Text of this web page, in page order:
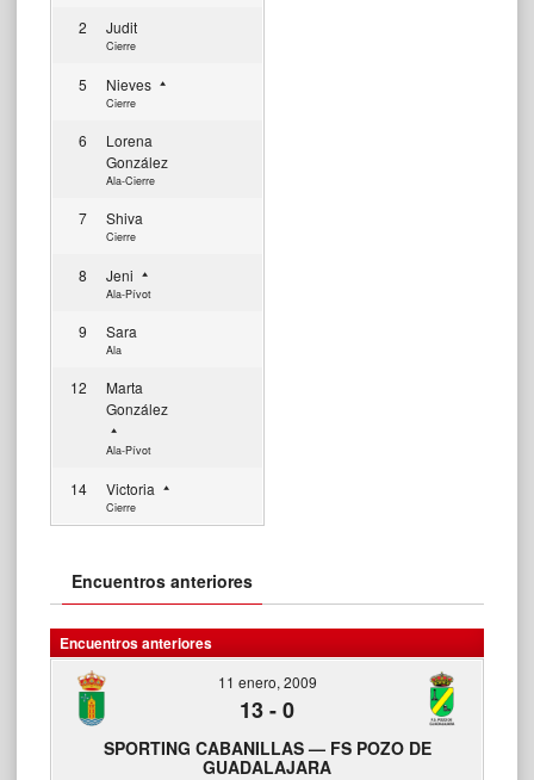
2 Judit
Cierre
5 Nieves
Cierre
6
Lorena
González
Ala-Cierre
7 Shiva
Cierre
8 Jeni
Ala-Pívot
9 Sara
Ala
12
Marta
González
Ala-Pívot
14 Victoria
Cierre
Encuentros anteriores
Encuentros anteriores
11 enero, 2009
13-0
SPORTING CABANILLAS — FS POZO DE
GUADALAJARA